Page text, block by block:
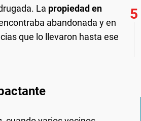
La propiedad en
abandonada y en
que lo llevaron hasta ese